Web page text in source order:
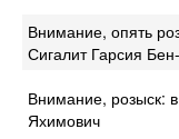
Внимание, опять
Сигалит Гарсия
Внимание, розыск:
Яхимович